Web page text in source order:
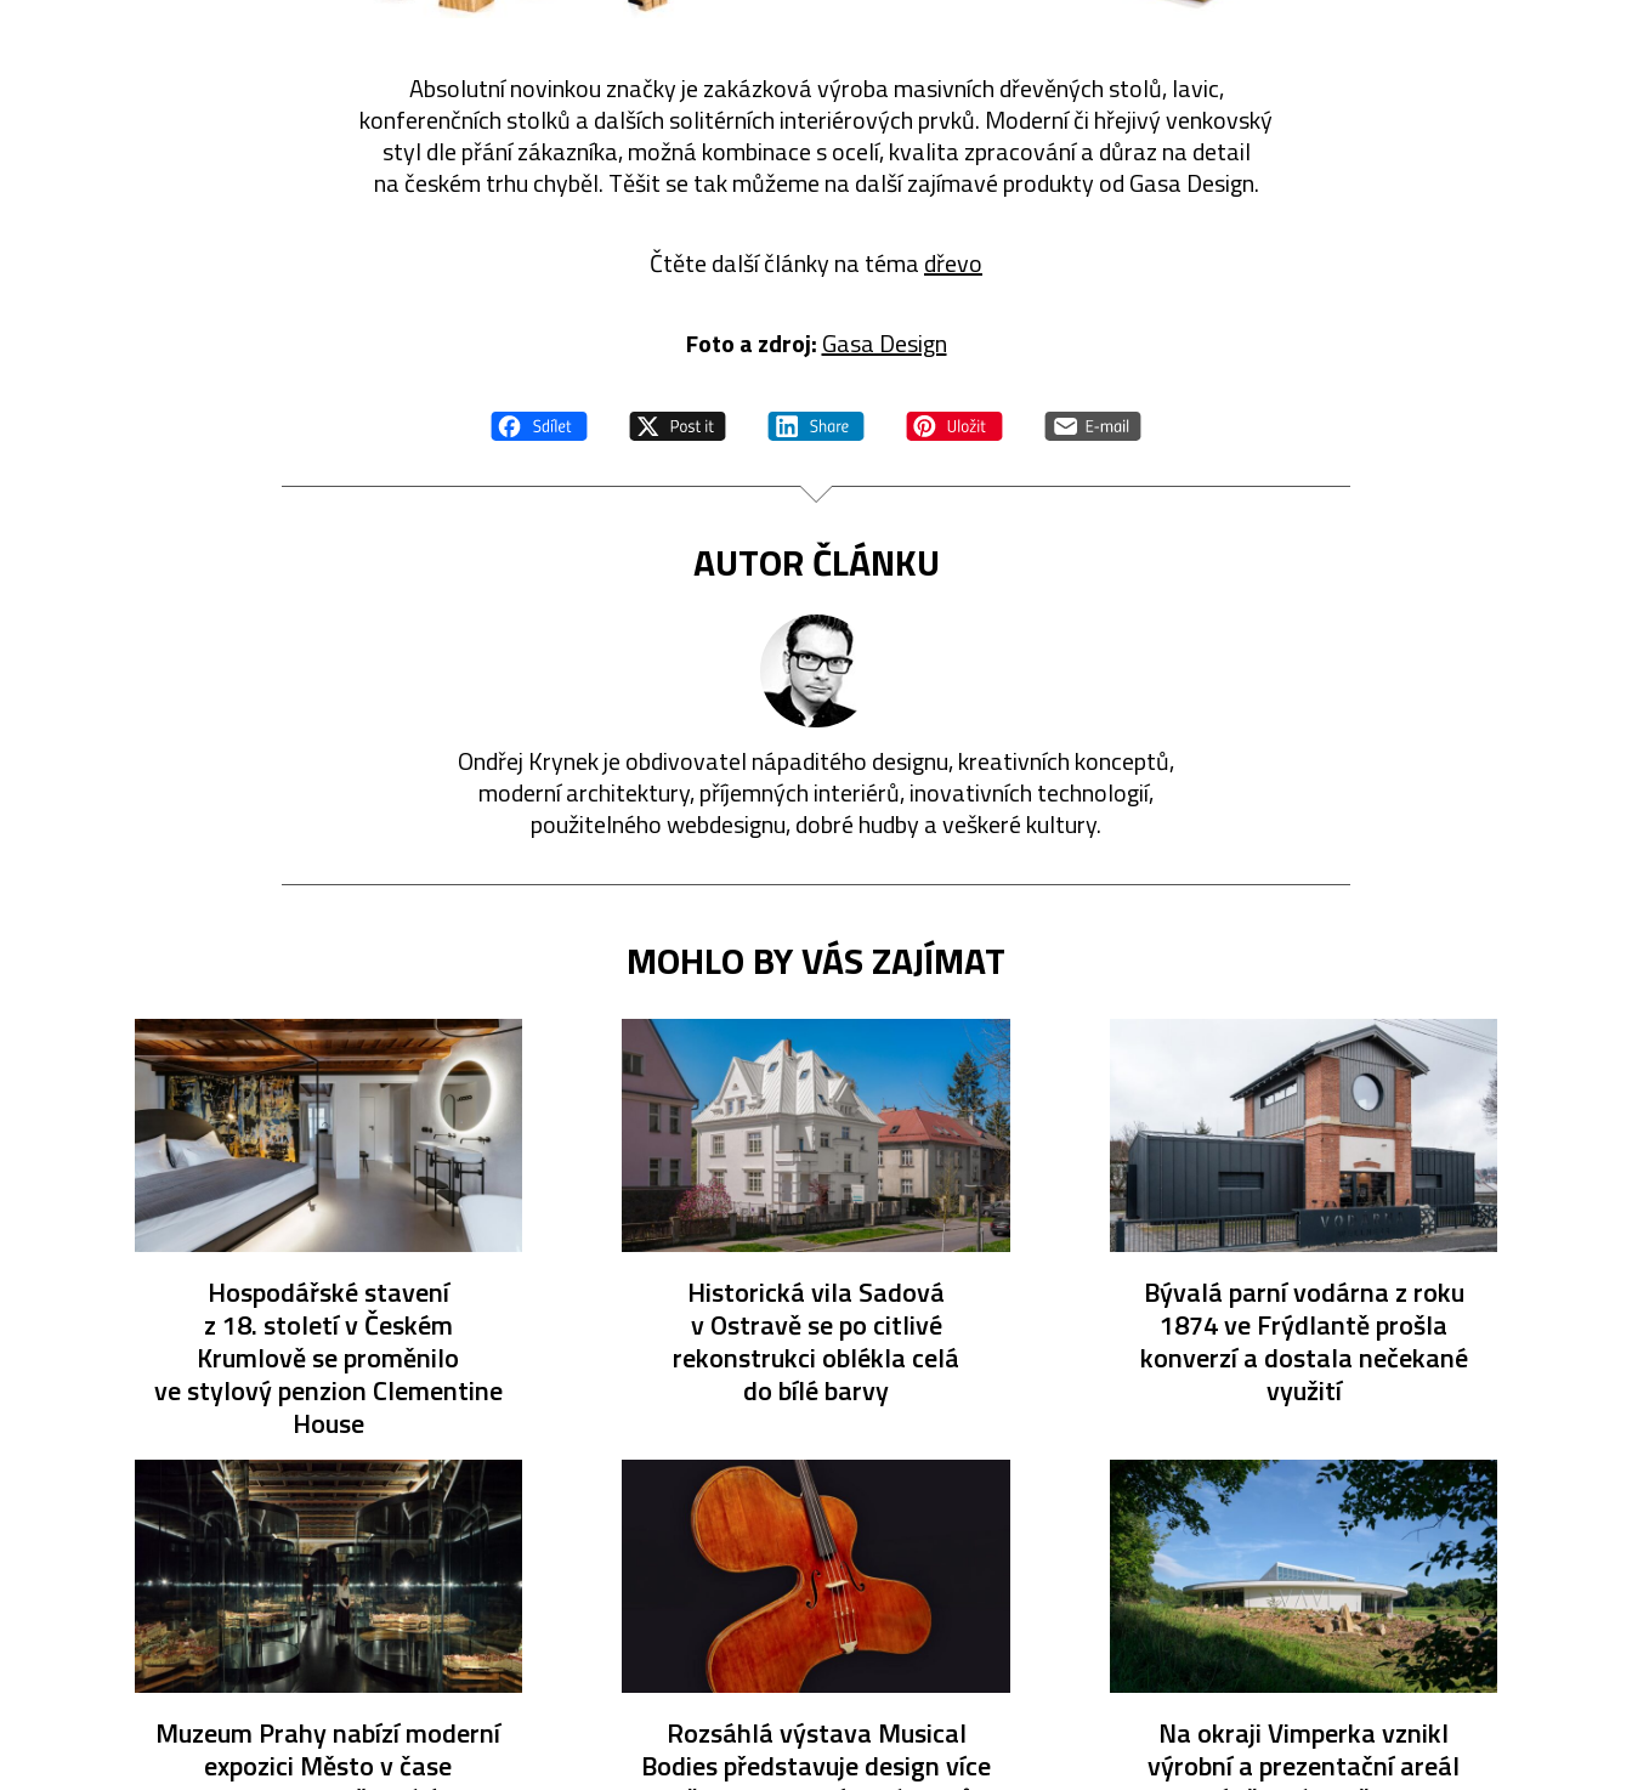
Absolutní novinkou značky je zakázková výroba masivních dřevěných stolů, lavic,
konferenčních stolků a dalších solitérních interiérových prvků. Moderní či hřejivý venkovský
styl dle přání zákazníka, možná kombinace s ocelí, kvalita zpracování a důraz na detail
na českém trhu chyběl. Těšit se tak můžeme na další zajímavé produkty od Gasa Design.
Čtěte další články na témadřevo
Foto a zdroj:Gasa Design
AUTOR ČLÁNKU
Ondřej Krynek je obdivovatel nápaditého designu, kreativních konceptů,
moderní architektury, příjemných interiérů, inovativních technologií,
použitelného webdesignu, dobré hudby a veškeré kultury.
MOHLO BY VÁS ZAJÍMAT
Hospodářské stavení
z 18. století v Českém
Krumlově se proměnilo
ve stylový penzion Clementine
House
Historická vila Sadová
v Ostravě se po citlivé
rekonstrukci oblékla celá
do bílé barvy
Bývalá parní vodárna z roku
1874 ve Frýdlantě prošla
konverzí a dostala nečekané
využití
Muzeum Prahy nabízí moderní
expozici Město v čase
Rozsáhlá výstava Musical
Bodies představuje design více
Na okraji Vimperka vznikl
výrobní a prezentační areál